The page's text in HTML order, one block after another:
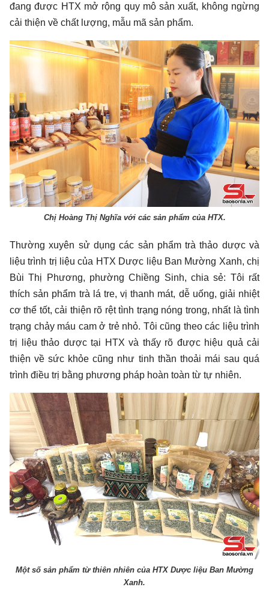
đang được HTX mở rộng quy mô sản xuất, không ngừng
cải thiện về chất lượng, mẫu mã sản phẩm.
Chị Hoàng Thị Nghĩa với các sản phẩm của HTX.
Thường xuyên sử dụng các sản phẩm trà thảo dược và
liệu trình trị liệu của HTX Dược liệu Ban Mường Xanh, chị
Bùi Thị Phương, phường Chiềng Sinh, chia sẻ: Tôi rất
thích sản phẩm trà lá tre, vị thanh mát, dễ uống, giải nhiệt
cơ thể tốt, cải thiện rõ rệt tình trạng nóng trong, nhất là tình
trạng chảy máu cam ở trẻ nhỏ. Tôi cũng theo các liệu trình
trị liệu thảo dược tại HTX và thấy rõ được hiệu quả cải
thiện về sức khỏe cũng như tinh thần thoải mái sau quá
trình điều trị bằng phương pháp hoàn toàn từ tự nhiên.
Một số sản phẩm từ thiên nhiên của HTX Dược liệu Ban Mường
Xanh.